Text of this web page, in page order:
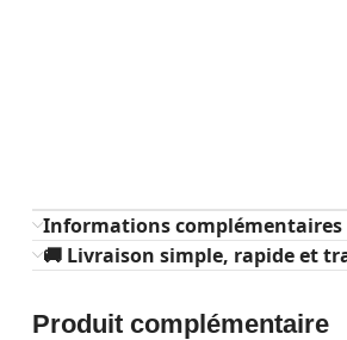
Informations complémentaires
🚚 Livraison simple, rapide et
Produit complémentaire